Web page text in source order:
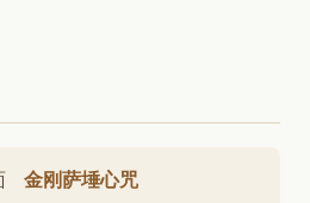
金刚萨埵心咒